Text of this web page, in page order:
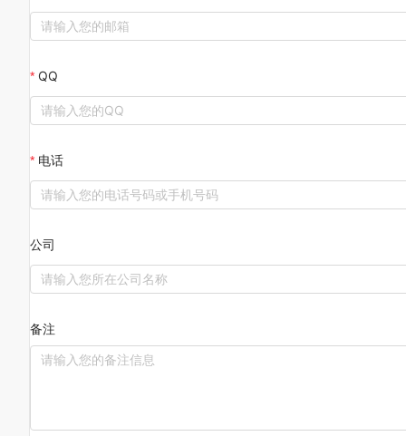
QQ
电话
公司
备注